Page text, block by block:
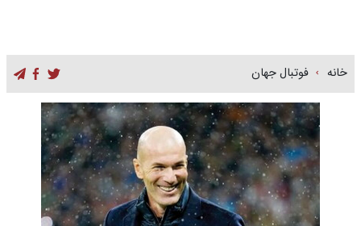
خانه فوتبال جهان